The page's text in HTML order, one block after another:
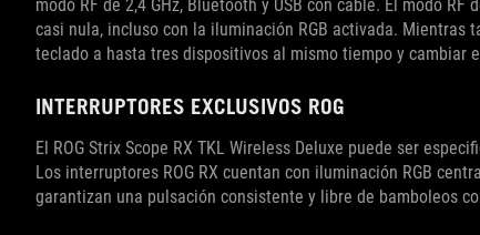
modo RF de 2,4 GHz, Bluetooth y USB con cable. El modo
casi nula, incluso con la iluminación RGB activada.
teclado a hasta tres dispositivos al mismo tiempo y cambiar
INTERRUPTORES EXCLUSIVOS ROG
El ROG Strix Scope RX TKL Wireless Deluxe puede ser
Los interruptores ROG RX cuentan con iluminación RGB
garantizan una pulsación consistente y libre de bamboleos